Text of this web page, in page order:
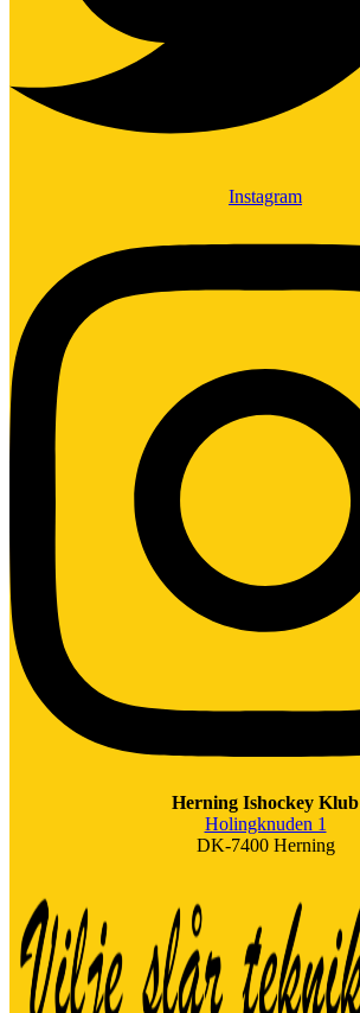
Instagram
Herning Ishockey Klub
Holingknuden 1
DK-7400 Herning